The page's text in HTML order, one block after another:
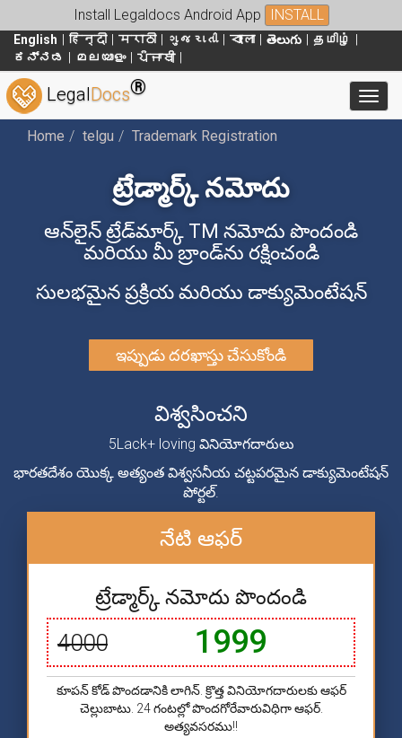
Install Legaldocs Android App INSTALL
English हिन्दी मराठी ગુજરાતી বাংলা తెలుగు
தமிழ்
ಕನ್ನಡ
മലയാളം ਪੰਜਾਬੀ
LegalDocs®
Home telgu Trademark Registration
ట్రేడ్మార్క్ నమోదు
ఆన్‌లైన్ ట్రేడ్‌మార్క్ TM నమోదు పొందండి
మరియు మీ బ్రాండ్‌ను రక్షించండి
సులభమైన ప్రక్రియ మరియు డాక్యుమెంటేషన్
ఇప్పుడు దరఖాస్తు చేసుకోండి
విశ్వసించని
5Lack+ loving వినియోగదారులు
భారతదేశం యొక్క అత్యంత విశ్వసనీయ చట్టపరమైన డాక్యుమెంటేషన్
పోర్టల్.
నేటి ఆఫర్
ట్రేడ్మార్క్ నమోదు పొందండి
4000 1999
కూపన్ కోడ్ పొందడానికి లాగిన్. క్రొత్త వినియోగదారులకు ఆఫర్
చెల్లుబాటు. 24 గంటల్లో పొందగోరేవారువిధిగా ఆఫర్.
అత్యవసరము!!